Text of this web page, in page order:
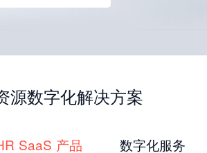
源数字化解决方案
SaaS 产品 数字化服务